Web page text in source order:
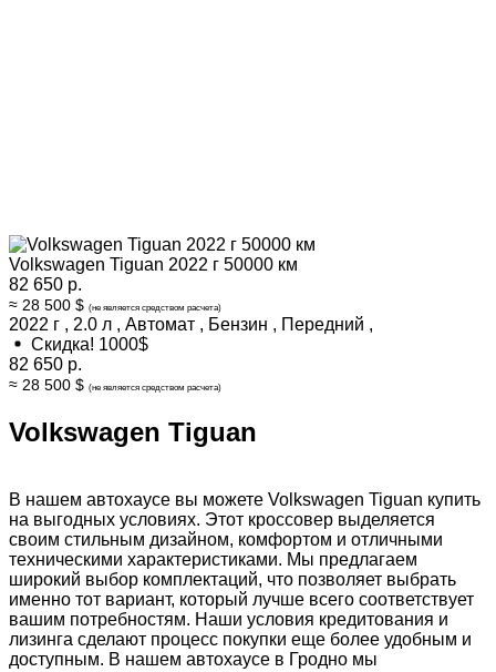
Volkswagen Tiguan 2022 г 50000 км
82 650 р.
≈ 28 500 $ (не является средством расчета)
2022 г , 2.0 л , Автомат , Бензин , Передний ,
Скидка! 1000$
82 650 р.
≈ 28 500 $ (не является средством расчета)
Volkswagen Tiguan
В нашем автохаусе вы можете Volkswagen Tiguan купить
на выгодных условиях. Этот кроссовер выделяется
своим стильным дизайном, комфортом и отличными
техническими характеристиками. Мы предлагаем
широкий выбор комплектаций, что позволяет выбрать
именно тот вариант, который лучше всего соответствует
вашим потребностям. Наши условия кредитования и
лизинга сделают процесс покупки еще более удобным и
доступным. В нашем автохаусе в Гродно мы